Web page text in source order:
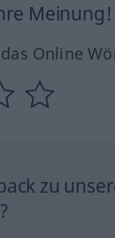
Meinung!
Online
zu